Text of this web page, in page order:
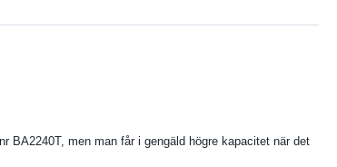
BA2240T, men man får i gengäld högre kapacitet när det